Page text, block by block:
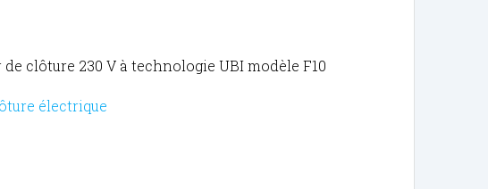
clôture 230 V à technologie UBI modèle F10
électrique